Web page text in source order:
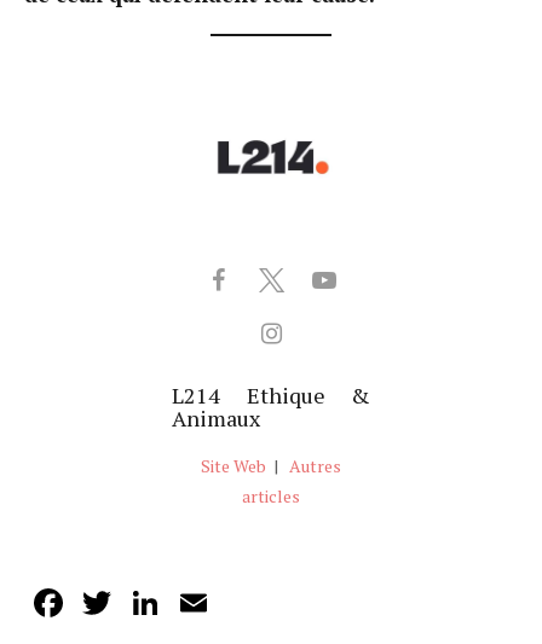
L214 Ethique &
Animaux
Site Web | Autres
articles
Facebook
TwitterLinkedIn